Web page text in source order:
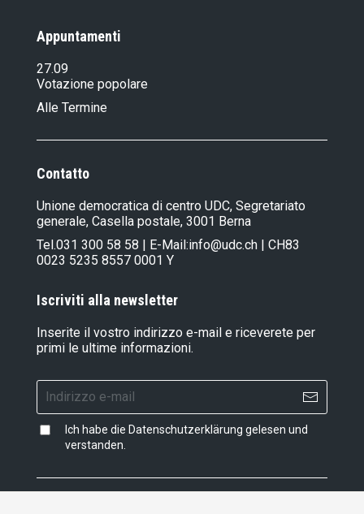
Appuntamenti
27.09
Votazione popolare
Alle Termine
Contatto
Unione democratica di centro UDC, Segretariato
generale, Casella postale, 3001 Berna
Tel.031 300 58 58 | E-Mail:info@udc.ch | CH83
0023 5235 8557 0001 Y
Iscriviti alla newsletter
Inserite il vostro indirizzo e-mail e riceverete per
primi le ultime informazioni.
Ich habe die Datenschutzerklärung gelesen und
verstanden.